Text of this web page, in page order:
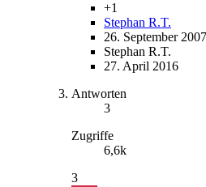
+1
Stephan R.T.
26. September 2007
Stephan R.T.
27. April 2016
Antworten
3
Zugriffe
6,6k
3